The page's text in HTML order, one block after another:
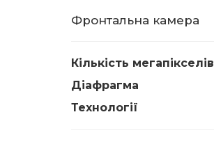
Фронтальна камера
Кількість мегапікселів
Діафрагма
Технології